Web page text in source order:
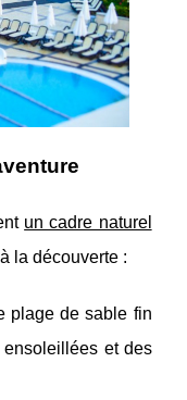
un cadre naturel
la découverte :
plage de sable fin
et des